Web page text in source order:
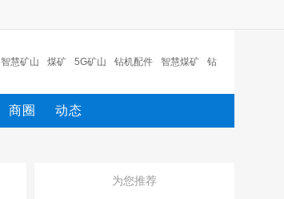
智慧矿山 煤矿 5G矿山 钻机配件 智慧煤矿 钻
支护 劳保用品 风门 传感器
商圈 动态
为您推荐